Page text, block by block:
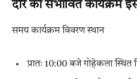
दौरे का संभावित कार्यक्रम
समय कार्यक्रम विवरण स्थान
प्रातः 10:00 बजे गोहेकला स्थित